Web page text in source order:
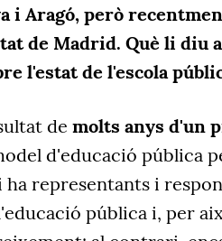
i Aragó, però
de Madrid. Què li diu
l'estat de l'escola
de molts anys d'un
d'educació pública
representants i
pública i, per